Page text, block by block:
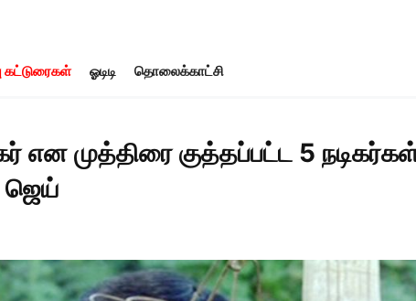
கட்டுரைகள் ஓடிடி தொலைக்காட்சி
என முத்திரை குத்தப்பட்ட 5
ஜெய்